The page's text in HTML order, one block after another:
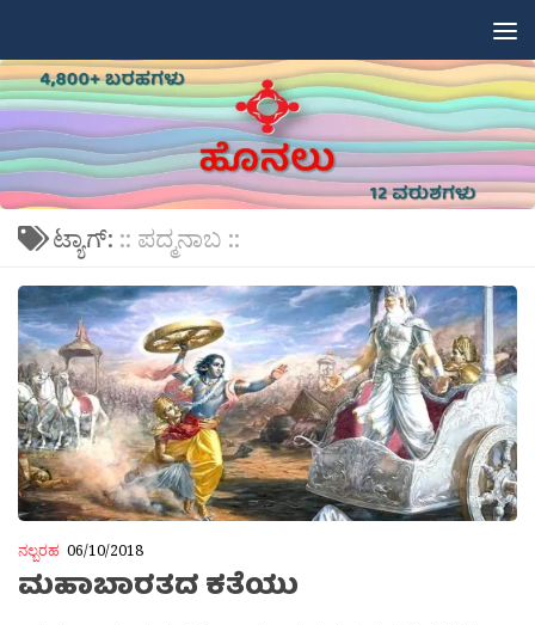
ಟ್ಯಾಗ್: :: ಪದ್ಮನಾಬ ::
ನಲ್ಬರಹ 06/10/2018
ಮಹಾಬಾರತದ ಕತೆಯು